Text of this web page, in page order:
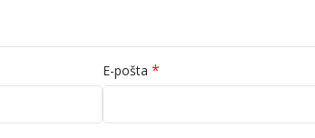
E-pošta *